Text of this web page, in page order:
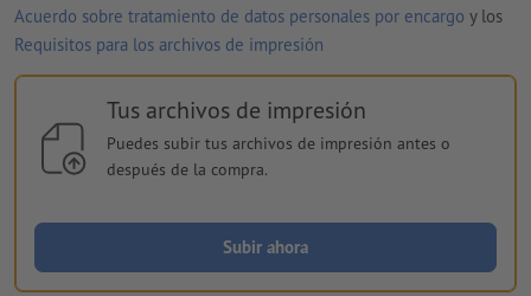
Acuerdo sobre tratamiento de datos personales por encargo y los
Requisitos para los archivos de impresión
Tus archivos de impresión
Puedes subir tus archivos de impresión antes o
después de la compra.
Subir ahora